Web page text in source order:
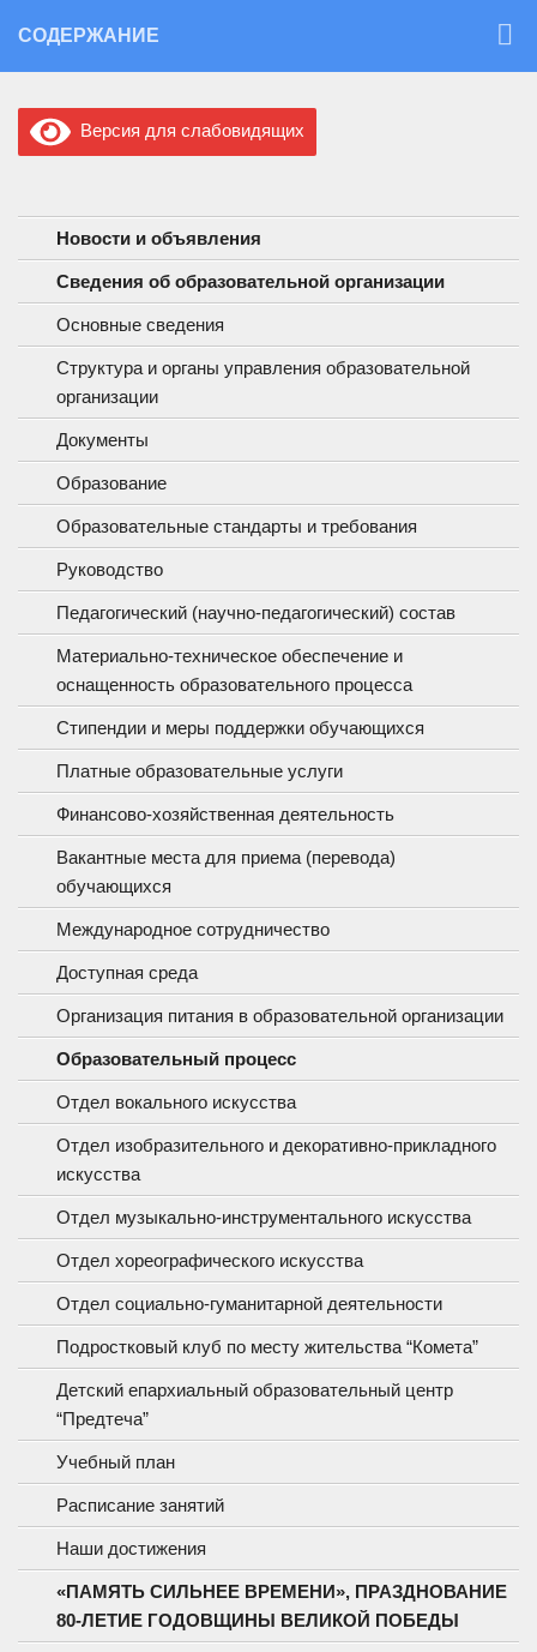
Перейти к содержимому
СОДЕРЖАНИЕ
Версия для слабовидящих
Новости и объявления
Сведения об образовательной организации
Основные сведения
Структура и органы управления образовательной
организации
Документы
Образование
Образовательные стандарты и требования
Руководство
Педагогический (научно-педагогический) состав
Материально-техническое обеспечение и
оснащенность образовательного процесса
Стипендии и меры поддержки обучающихся
Платные образовательные услуги
Финансово-хозяйственная деятельность
Вакантные места для приема (перевода)
обучающихся
Международное сотрудничество
Доступная среда
Организация питания в образовательной организации
Образовательный процесс
Отдел вокального искусства
Отдел изобразительного и декоративно-прикладного
искусства
Отдел музыкально-инструментального искусства
Отдел хореографического искусства
Отдел социально-гуманитарной деятельности
Подростковый клуб по месту жительства “Комета”
Детский епархиальный образовательный центр
“Предтеча”
Учебный план
Расписание занятий
Наши достижения
«ПАМЯТЬ СИЛЬНЕЕ ВРЕМЕНИ», ПРАЗДНОВАНИЕ
80-ЛЕТИЕ ГОДОВЩИНЫ ВЕЛИКОЙ ПОБЕДЫ